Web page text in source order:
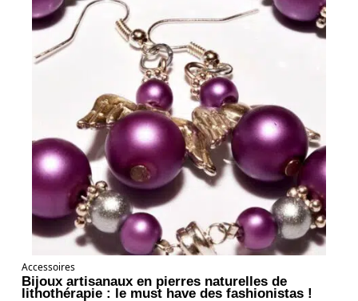
Accessoires
Bijoux artisanaux en pierres naturelles de
lithothérapie : le must have des fashionistas !